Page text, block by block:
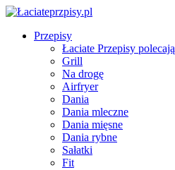
Przepisy
Łaciate Przepisy polecają
Grill
Na drogę
Airfryer
Dania
Dania mleczne
Dania mięsne
Dania rybne
Sałatki
Fit